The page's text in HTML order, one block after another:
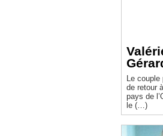
Le couple
de retour
pays de
le (…)